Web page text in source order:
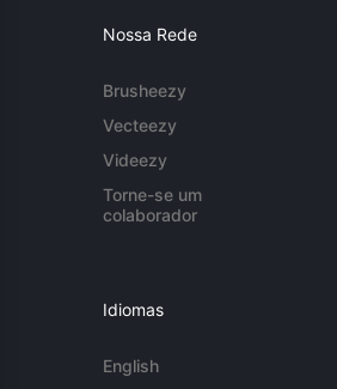
Nossa Rede
Brusheezy
Vecteezy
Videezy
Torne-se um
colaborador
Idiomas
English